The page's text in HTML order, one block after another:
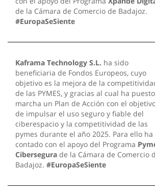
de la Cámara de Comercio de Badajoz.
#EuropaSeSiente
Kaframa Technology S.L. ha sido
beneficiaria de Fondos Europeos, cuyo
objetivo es la mejora de la
de las PYMES, y gracias al cual ha
marcha un Plan de Acción con el
de impulsar el uso seguro y fiable del
ciberespacio y la competitividad de las
pymes durante el año 2025. Para ello ha
contado con el apoyo del Programa
Cibersegura de la Cámara de Comercio
Badajoz. #EuropaSeSiente